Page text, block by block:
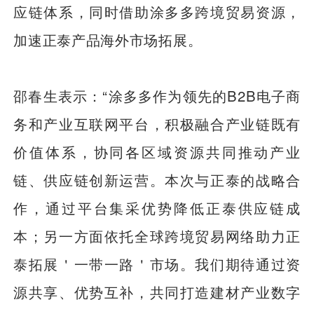
应链体系，同时借助涂多多跨境贸易资源，
加速正泰产品海外市场拓展。
邵春生表示：“涂多多作为领先的B2B电子商
务和产业互联网平台，积极融合产业链既有
价值体系，协同各区域资源共同推动产业
链、供应链创新运营。本次与正泰的战略合
作，通过平台集采优势降低正泰供应链成
本；另一方面依托全球跨境贸易网络助力正
泰拓展＇一带一路＇市场。我们期待通过资
源共享、优势互补，共同打造建材产业数字